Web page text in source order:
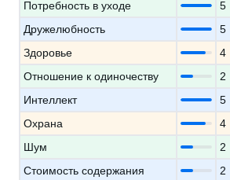
Потребность в уходе
5
Дружелюбность
5
Здоровье
4
Отношение к одиночеству
2
Интеллект
5
Охрана
4
Шум
2
Стоимость содержания
2